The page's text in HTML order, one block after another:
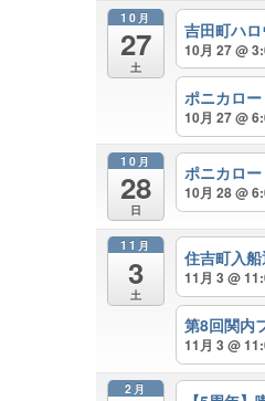
10月
27
土
吉田町ハ
10月 27 @
ポニカロ
10月 27 @
10月
28
日
ポニカロ
10月 28 @
11月
3
土
住吉町入
11月 3 @
第8回関内
11月 3 @
2月